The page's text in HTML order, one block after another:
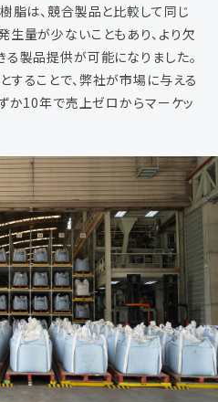
脂は、競合製品と比較して同じ
量が少ないこともあり、より欠
製品提供が可能になりました。
ることで、弊社が市場に与える
か10年で売上ゼロからマーケッ